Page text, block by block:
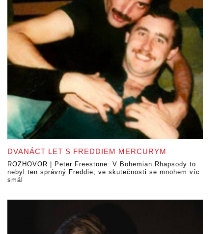
DVANÁCT LET S FREDDIEM MERCURYM
ROZHOVOR | Peter Freestone: V Bohemian Rhapsody to
nebyl ten správný Freddie, ve skutečnosti se mnohem víc
smál